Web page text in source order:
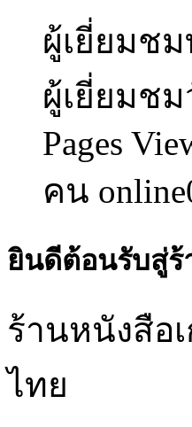
ผู้เยี่ยมช
ผู้เยี่ยมช
Pages
คน online
ยินดีต้อนรับสู่ร้
ร้านหนังสือ
ไทย